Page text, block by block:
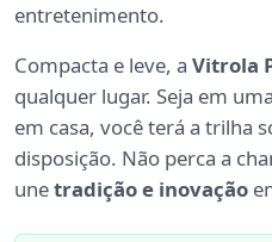
entretenimento.
Compacta e leve, a Vitrola
qualquer lugar. Seja em
em casa, você terá a trilha
disposição. Não perca a
unetradição e inovação